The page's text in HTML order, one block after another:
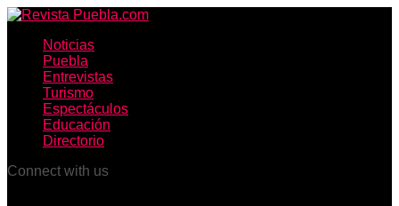
Noticias
Puebla
Entrevistas
Turismo
Espectáculos
Educación
Directorio
Connect with us